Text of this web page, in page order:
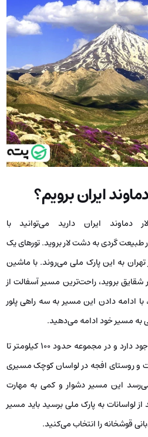
ایران برویم؟
ایران دارید می‌توانید با
طبیعت گردی به دشت لار بروید. تورهای یک
به این پارک ملی می‌روند. با ماشین
بروید، راحت‌ترین مسیر آسفالت از
ادامه دادن این مسیر به سه راهی پلور
به مسیر خود ادامه می‌دهید.
85 کیلومتر فاصله تهران تا پلور وجود دارد و در مجموعه حدود 100 کیلومتر تا
و روستای افجه در لواسان کوچک مسیری
این مسیر دشوار و کمی به مهارت
از لواسانات به پارک ملی برسید باید مسیر
قوشخانه را انتخاب می‌کنید.